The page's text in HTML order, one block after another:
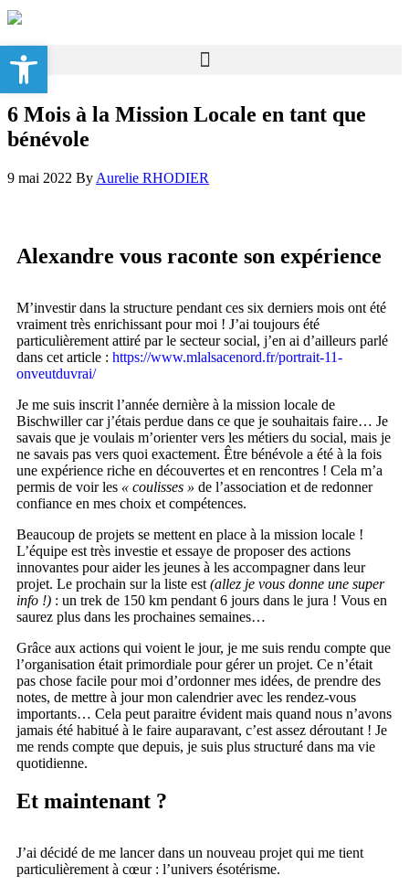
6 Mois à la Mission Locale en tant que
bénévole
9 mai 2022 By Aurelie RHODIER
Alexandre vous raconte son expérience
M’investir dans la structure pendant ces six derniers mois ont été
vraiment très enrichissant pour moi ! J’ai toujours été
particulièrement attiré par le secteur social, j’en ai d’ailleurs parlé
dans cet article : https://www.mlalsacenord.fr/portrait-11-
onveutduvrai/
Je me suis inscrit l’année dernière à la mission locale de
Bischwiller car j’étais perdue dans ce que je souhaitais faire… Je
savais que je voulais m’orienter vers les métiers du social, mais je
ne savais pas vers quoi exactement. Être bénévole a été à la fois
une expérience riche en découvertes et en rencontres ! Cela m’a
permis de voir les « coulisses » de l’association et de redonner
confiance en mes choix et compétences.
Beaucoup de projets se mettent en place à la mission locale !
L’équipe est très investie et essaye de proposer des actions
innovantes pour aider les jeunes à les accompagner dans leur
projet. Le prochain sur la liste est (allez je vous donne une super
info !) : un trek de 150 km pendant 6 jours dans le jura ! Vous en
saurez plus dans les prochaines semaines…
Grâce aux actions qui voient le jour, je me suis rendu compte que
l’organisation était primordiale pour gérer un projet. Ce n’était
pas chose facile pour moi d’ordonner mes idées, de prendre des
notes, de mettre à jour mon calendrier avec les rendez-vous
importants… Cela peut paraitre évident mais quand nous n’avons
jamais été habitué à le faire auparavant, c’est assez déroutant ! Je
me rends compte que depuis, je suis plus structuré dans ma vie
quotidienne.
Et maintenant ?
J’ai décidé de me lancer dans un nouveau projet qui me tient
particulièrement à cœur : l’univers ésotérisme.
Ouvrir la barre d’outils